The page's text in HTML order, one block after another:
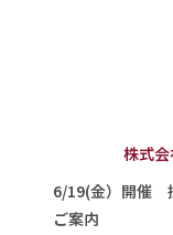
株式
6/19(金）開催
ご案内